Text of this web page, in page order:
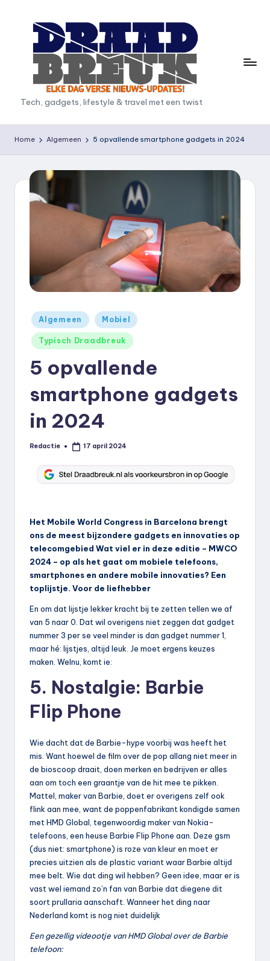
D
r
a
d
b
Tech, gadgets, lifestyle & travel met een twist
Home Algemeen 5 opvallende smartphone gadgets in 2024
Geplaatst
in
Algemeen Mobiel
Typisch Draadbreuk
5 opvallende
smartphone gadgets
in 2024
Geplaatst
Redactie 17 april 2024
Het Mobile World Congress in Barcelona brengt
ons de meest bijzondere gadgets en innovaties op
telecomgebied Wat viel er in deze editie – MWCO
2024 – op als het gaat om mobiele telefoons,
smartphones en andere mobile innovaties? Een
toplijstje. Voor de liefhebber
En om dat lijstje lekker kracht bij te zetten tellen we af
van 5 naar 0. Dat wil overigens niet zeggen dat gadget
nummer 3 per se veel minder is dan gadget nummer 1,
maar hé: lijstjes, altijd leuk. Je moet ergens keuzes
maken. Welnu, komt ie:
5. Nostalgie: Barbie
Flip Phone
Wie dacht dat de Barbie-hype voorbij was heeft het
mis. Want hoewel de film over de pop allang niet meer in
de bioscoop draait, doen merken en bedrijven er alles
aan om toch een graantje van de hit mee te pikken.
Mattel, maker van Barbie, doet er overigens zelf ook
flink aan mee, want de poppenfabrikant kondigde samen
met HMD Global, tegenwoordig maker van Nokia-
telefoons, een heuse Barbie Flip Phone aan. Deze gsm
(dus niet: smartphone) is roze van kleur en moet er
precies uitzien als de plastic variant waar Barbie altijd
mee belt. Wie dat ding wil hebben? Geen idee, maar er is
vast wel iemand zo’n fan van Barbie dat diegene dit
soort prullaria aanschaft. Wanneer het ding naar
Nederland komt is nog niet duidelijk
Een gezellig videootje van HMD Global over de Barbie
telefoon: